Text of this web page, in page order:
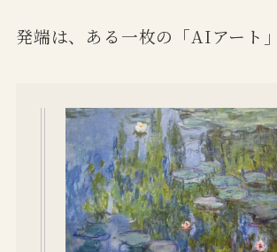
発端は、ある一枚の「AIアート